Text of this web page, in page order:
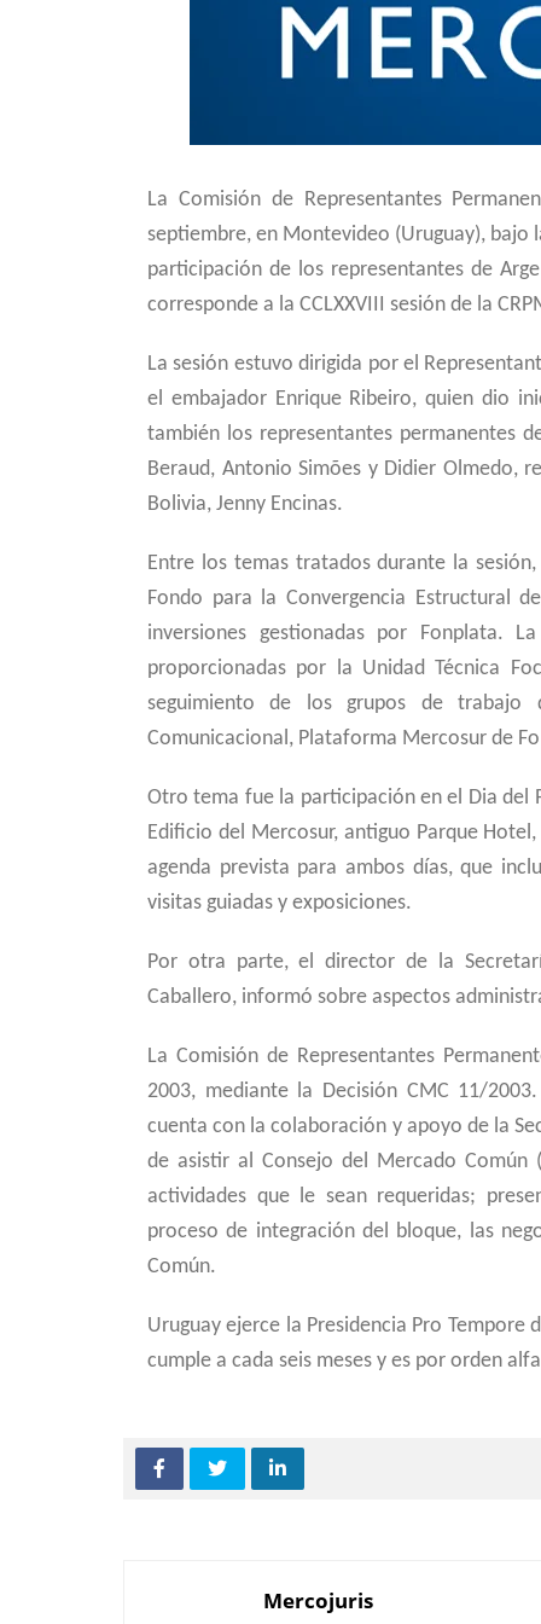
La Comisión de Representantes
septiembre, en Montevideo (Uruguay), bajo
participación de los representantes de
corresponde a la CCLXXVIII sesión de la
La sesión estuvo dirigida por el
el embajador Enrique Ribeiro, quien dio
también los representantes permanentes
Beraud, Antonio Simões y Didier Olmedo,
Bolivia, Jenny Encinas.
Entre los temas tratados durante la
Fondo para la Convergencia Estructural
inversiones gestionadas por Fonplata.
proporcionadas por la Unidad Técnica
seguimiento de los grupos de trabajo
Comunicacional, Plataforma Mercosur de
Otro tema fue la participación en el Dia del
Edificio del Mercosur, antiguo Parque
agenda prevista para ambos días, que
visitas guiadas y exposiciones.
Por otra parte, el director de la
Caballero, informó sobre aspectos
La Comisión de Representantes
2003, mediante la Decisión CMC 11/
cuenta con la colaboración y apoyo de la
de asistir al Consejo del Mercado Común
actividades que le sean requeridas;
proceso de integración del bloque, las
Común.
Uruguay ejerce la Presidencia Pro Tempore
cumple a cada seis meses y es por orden
Mercojuris